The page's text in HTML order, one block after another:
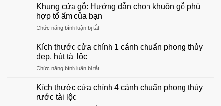
mẫu
gỗ
phòng
đẹp
nhất
Khung cửa gỗ: Hướng dẫn chọn khuôn gỗ phù
hợp tổ ấm của bạn
Chức năng bình luận bị tắtở
cửa
dẫn
khuôn
Kích thước cửa chính 1 cánh chuẩn phong thủy
đẹp, hút tài lộc
Chức năng bình luận bị tắtở
thước
Kích thước cửa chính 4 cánh chuẩn phong thủy
rước tài lộc